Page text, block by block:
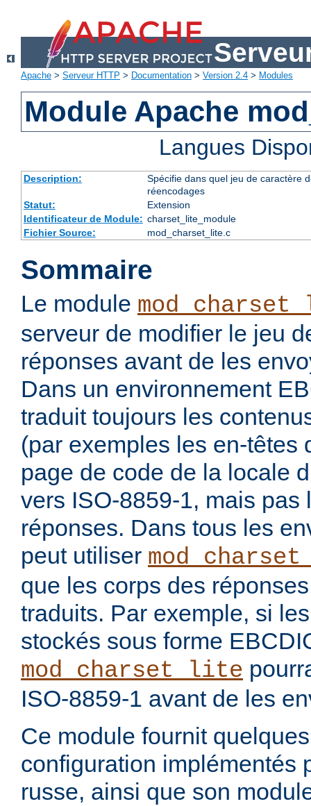
Apache > Serveur HTTP > Documentation > Version 2.4 > Modules
Module Apache
Langues
Description:
Spécifie dans quel jeu de caractère
réencodages
Statut:
Extension
Identificateur de Module: charset_lite_module
Fichier Source:
mod_charset_lite.c
Sommaire
Le module
serveur de modifier le jeu
réponses avant de les
Dans un environnement
traduit toujours les
(par exemples les en-têtes
page de code de la locale
vers ISO-8859-1, mais pas
réponses. Dans tous les
peut utiliser
que les corps des
traduits. Par exemple, si
stockés sous forme
mod_charset_lite
ISO-8859-1 avant de les
Ce module fournit
configuration implémentés
russe, ainsi que son